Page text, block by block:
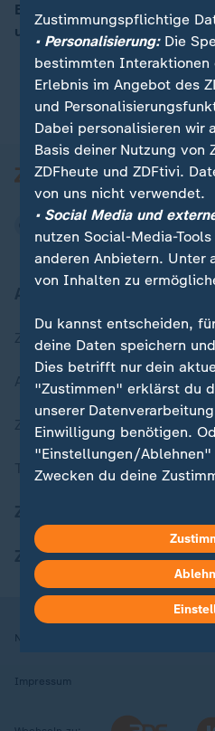
Bisher sind durch die Brände
ums Leben gekommen.
Zuletzt veröffentlicht
Aktuelle Sendungs-Videos
ZDFheute Stories
Themen im Überblick
ZDFheute Apps
Nutzungsbedingungen
Impressum
Zustimmungspflichtige
• Personalisierung:Die
bestimmten
Erlebnis im Angebot des
und
Dabei personalisieren wir
Basis deiner Nutzung von
ZDFheute und ZDFtivi.
von uns nicht verwendet.
• Social Media und
nutzen Social-Media-
anderen Anbietern. Unter
von Inhalten zu
Du kannst entscheiden,
deine Daten speichern
Dies betrifft nur dein
"Zustimmen" erklärst du
unserer
Einwilligung benötigen.
"Einstellungen/
Zwecken du deine
in deinen Einstellungen
Hier findest du das
Weitere Informationen
Datenschutzerklärung.